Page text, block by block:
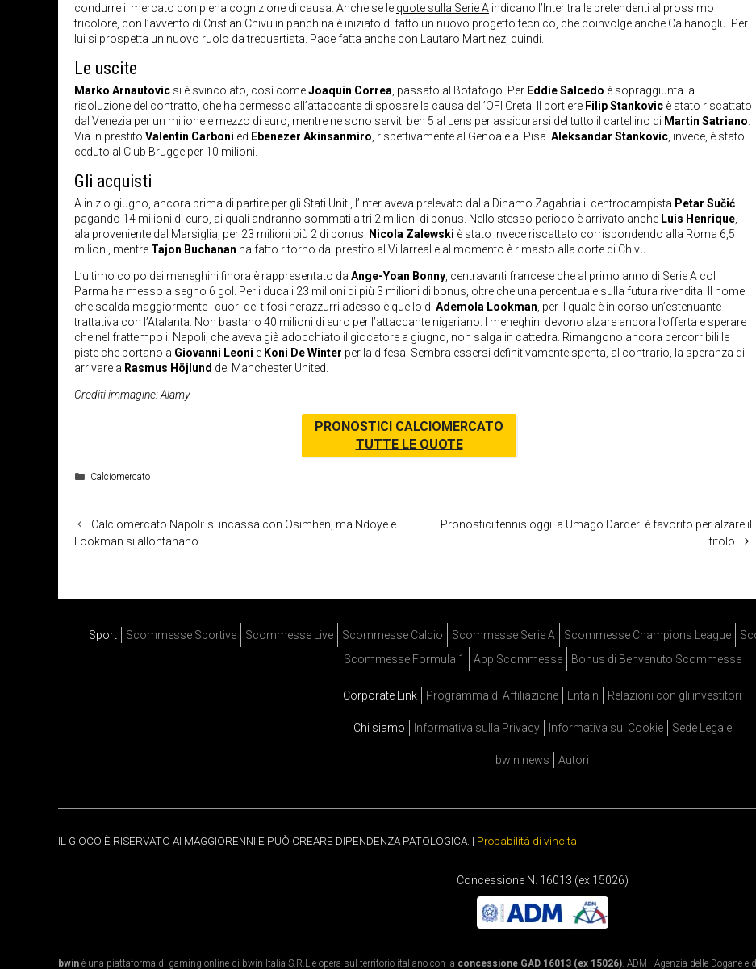
condurre il mercato con piena cognizione di causa. Anche se le quote sulla Serie A indicano l’Inter tra le pretendenti al prossimo
tricolore, con l’avvento di Cristian Chivu in panchina è iniziato di fatto un nuovo progetto tecnico, che coinvolge anche Calhanoglu. Per
lui si prospetta un nuovo ruolo da trequartista. Pace fatta anche con Lautaro Martinez, quindi.
Le uscite
Marko Arnautovic si è svincolato, così comeJoaquin Correa , passato al Botafogo. Per Eddie Salcedo è sopraggiunta la
risoluzione del contratto, che ha permesso all’attaccante di sposare la causa dell’OFI Creta. Il portiere Filip Stankovic è stato riscattato
dal Venezia per un milione e mezzo di euro, mentre ne sono serviti ben 5 al Lens per assicurarsi del tutto il cartellino di Martin Satriano
Via in prestito Valentin Carboni ed Ebenezer Akinsanmiro , rispettivamente al Genoa e al Pisa. Aleksandar Stankovic , invece, è stato
ceduto al Club Brugge per 10 milioni.
Gli acquisti
A inizio giugno, ancora prima di partire per gli Stati Uniti, l’Inter aveva prelevato dalla Dinamo Zagabria il centrocampista Petar Sučić
pagando 14 milioni di euro, ai quali andranno sommati altri 2 milioni di bonus. Nello stesso periodo è arrivato anche Luis Henrique
ala proveniente dal Marsiglia, per 23 milioni più 2 di bonus. Nicola Zalewski è stato invece riscattato corrispondendo alla Roma 6,5
milioni, mentre Tajon Buchanan ha fatto ritorno dal prestito al Villarreal e al momento è rimasto alla corte di Chivu.
L’ultimo colpo dei meneghini finora è rappresentato da Ange-Yoan Bonny , centravanti francese che al primo anno di Serie A col
Parma ha messo a segno 6 gol. Per i ducali 23 milioni di più 3 milioni di bonus, oltre che una percentuale sulla futura rivendita. Il nome
che scalda maggiormente i cuori dei tifosi nerazzurri adesso è quello di Ademola Lookman , per il quale è in corso un’estenuante
trattativa con l’Atalanta. Non bastano 40 milioni di euro per l’attaccante nigeriano. I meneghini devono alzare ancora l’offerta e sperare
che nel frattempo il Napoli, che aveva già adocchiato il giocatore a giugno, non salga in cattedra. Rimangono ancora percorribili le
piste che portano a Giovanni Leoni e Koni De Winter per la difesa. Sembra essersi definitivamente spenta, al contrario, la speranza di
arrivare a Rasmus Höjlund del Manchester United.
Crediti immagine: Alamy
PRONOSTICI CALCIOMERCATO
TUTTE LE QUOTE
Categorie
Calciomercato
Calciomercato Napoli: si incassa con Osimhen, ma Ndoye e
Lookman si allontanano
Pronostici tennis oggi: a Umago Darderi è favorito per alzare il
titolo
Sport Scommesse Sportive Scommesse Live Scommesse Calcio Scommesse Serie A Scommesse Champions League
Scommesse Formula 1
App Scommesse Bonus di Benvenuto Scommesse
Corporate Link Programma di Affiliazione Entain Relazioni con gli investitori
Chi siamo Informativa sulla Privacy Informativa sui Cookie Sede Legale
bwin news Autori
IL GIOCO È RISERVATO AI MAGGIORENNI E PUÒ CREARE DIPENDENZA PATOLOGICA. | Probabilità di vincita
Concessione N. 16013 (ex 15026)
bwin è una piattaforma di gaming online di bwin Italia S.R.L e opera sul territorio italiano con la concessione GAD 16013 (ex 15026). ADM - Agenzia delle Dogane